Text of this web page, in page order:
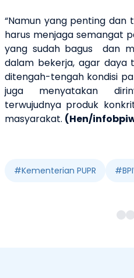
“Namun yang penting dan
harus menjaga semangat
yang sudah bagus dan
dalam bekerja, agar
ditengah-tengah kondisi
juga menyatakan
terwujudnya produk
masyarakat. (Hen/
#Kementerian PUPR #